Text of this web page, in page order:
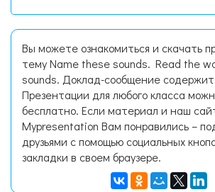
Вы можете ознакомиться и скачать
тему Name these sounds. Read the
sounds. Доклад-сообщение
Презентации для любого класса
бесплатно. Если материал и наш
Mypresentation Вам понравились –
друзьями с помощью социальных
закладки в своем браузере.